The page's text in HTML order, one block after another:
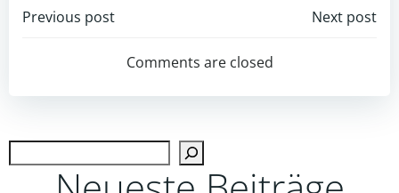
Post
navigation
Previous post
navigation
Next post
Comments are closed